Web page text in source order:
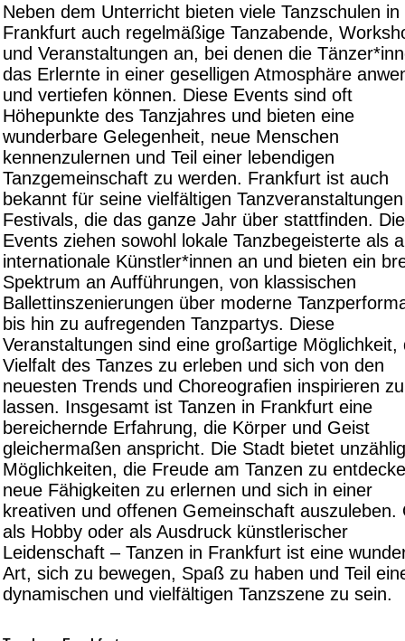
Neben dem Unterricht bieten viele Tanzschulen in
Frankfurt auch regelmäßige Tanzabende,
und Veranstaltungen an, bei denen die
das Erlernte in einer geselligen Atmosphäre
und vertiefen können. Diese Events sind oft
Höhepunkte des Tanzjahres und bieten eine
wunderbare Gelegenheit, neue Menschen
kennenzulernen und Teil einer lebendigen
Tanzgemeinschaft zu werden. Frankfurt ist auch
bekannt für seine vielfältigen
Festivals, die das ganze Jahr über stattfinden.
Events ziehen sowohl lokale Tanzbegeisterte als
internationale Künstler*innen an und bieten ein
Spektrum an Aufführungen, von klassischen
Ballettinszenierungen über moderne
bis hin zu aufregenden Tanzpartys. Diese
Veranstaltungen sind eine großartige Möglichkeit,
Vielfalt des Tanzes zu erleben und sich von den
neuesten Trends und Choreografien inspirieren zu
lassen. Insgesamt ist Tanzen in Frankfurt eine
bereichernde Erfahrung, die Körper und Geist
gleichermaßen anspricht. Die Stadt bietet
Möglichkeiten, die Freude am Tanzen zu
neue Fähigkeiten zu erlernen und sich in einer
kreativen und offenen Gemeinschaft auszuleben.
als Hobby oder als Ausdruck künstlerischer
Leidenschaft – Tanzen in Frankfurt ist eine
Art, sich zu bewegen, Spaß zu haben und Teil
dynamischen und vielfältigen Tanzszene zu sein.